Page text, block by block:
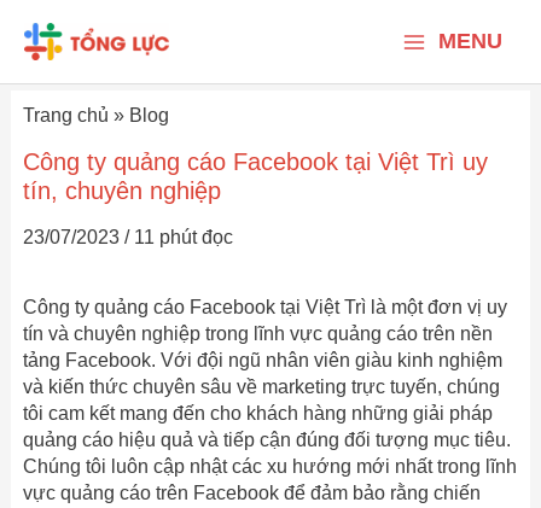
dung
Menu
MENU
Trang chủ » Blog
Công ty quảng cáo Facebook tại Việt Trì uy
tín, chuyên nghiệp
23/07/2023 / 11 phút đọc
Công ty quảng cáo Facebook tại Việt Trì là một đơn vị uy
tín và chuyên nghiệp trong lĩnh vực quảng cáo trên nền
tảng Facebook. Với đội ngũ nhân viên giàu kinh nghiệm
và kiến thức chuyên sâu về marketing trực tuyến, chúng
tôi cam kết mang đến cho khách hàng những giải pháp
quảng cáo hiệu quả và tiếp cận đúng đối tượng mục tiêu.
Chúng tôi luôn cập nhật các xu hướng mới nhất trong lĩnh
vực quảng cáo trên Facebook để đảm bảo rằng chiến